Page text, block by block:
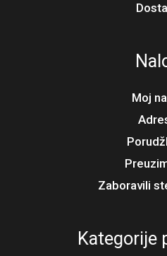
Moj
Zaboravili
Kategorije